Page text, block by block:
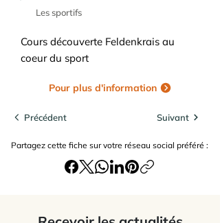
Les sportifs
Cours découverte Feldenkrais au
coeur du sport
Pour plus d'information
Précédent Suivant
Partagez cette fiche sur votre réseau social préféré :